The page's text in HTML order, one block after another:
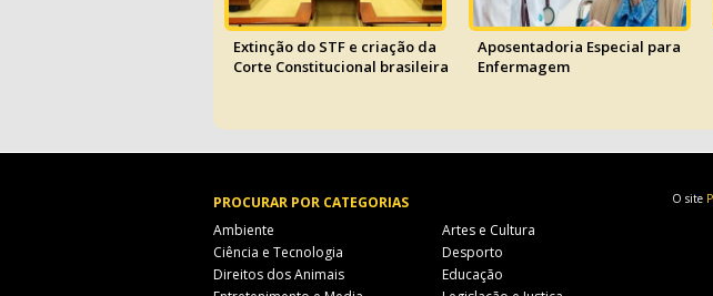
Extinção do STF e criação da
Corte Constitucional brasileira
Aposentadoria Especial para
Enfermagem
PROCURAR POR CATEGORIAS
Ambiente
Artes e Cultura
Ciência e Tecnologia
Desporto
Direitos dos Animais
Educação
O site